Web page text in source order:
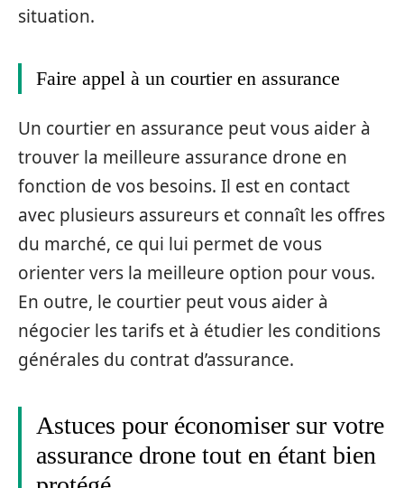
situation.
Faire appel à un courtier en assurance
Un courtier en assurance peut vous aider à
trouver la meilleure assurance drone en
fonction de vos besoins. Il est en contact
avec plusieurs assureurs et connaît les offres
du marché, ce qui lui permet de vous
orienter vers la meilleure option pour vous.
En outre, le courtier peut vous aider à
négocier les tarifs et à étudier les conditions
générales du contrat d’assurance.
Astuces pour économiser sur votre
assurance drone tout en étant bien